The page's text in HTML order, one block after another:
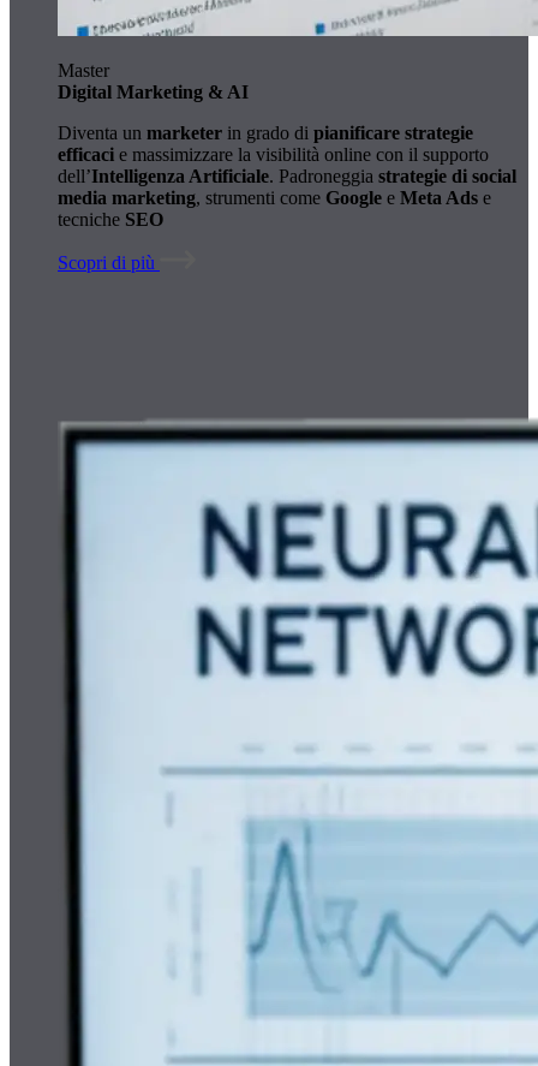
Master
Digital Marketing & AI
Diventa un marketer in grado di pianificare strategie
efficaci e massimizzare la visibilità online con il supporto
dell’Intelligenza Artificiale. Padroneggia strategie di social
media marketing, strumenti come Google e Meta Ads e
tecniche SEO
Scopri di più